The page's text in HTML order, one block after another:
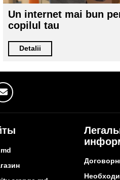
Un internet mai bun
copilul tau
Detalii